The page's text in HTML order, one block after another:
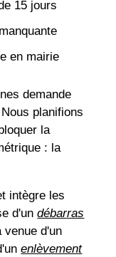
15 jours
en mairie
demande
planifions
la
: la
intègre les
d'undébarras
venue d'un
enlèvement